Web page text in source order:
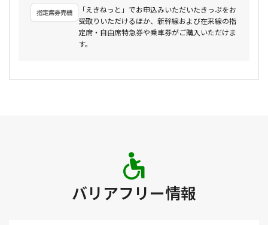
「えきねっと」でお申込みいただいたきっぷをお
受取りいただけるほか、新幹線および在来線の指
定席・自由席特急券や乗車券がご購入いただけま
す。
バリアフリー情報